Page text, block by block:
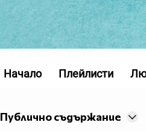
Публично съдържание
Начало Плейлисти